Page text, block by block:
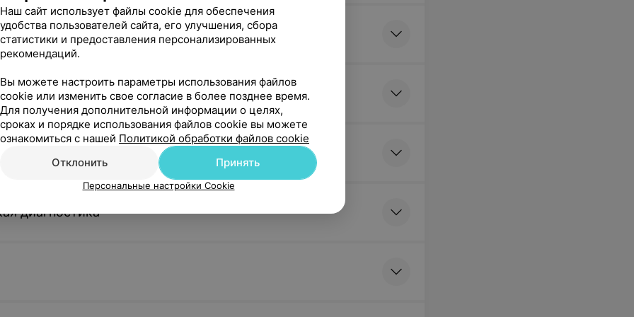
1
Рентген черепа в 2
проекциях
Рентген придаточных пазух
носа
Рентген нижней челюсти Рентген костей носа
Рентген лопатки в 2
проекциях
диагностика
Наш сайт использует файлы cookie для обеспечения
удобства пользователей сайта, его улучшения, сбора
статистики и предоставления персонализированных
рекомендаций.
Вы можете настроить параметры использования файлов
cookie или изменить свое согласие в более позднее время.
Для получения дополнительной информации о целях,
сроках и порядке использования файлов cookie вы можете
ознакомиться с нашей Политикой обработки файлов cookie
Отклонить
Принять
Персональные настройки Cookie